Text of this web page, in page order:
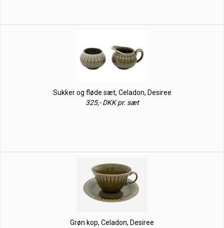
Sukker og fløde sæt, Celadon, Desiree
325,- DKK pr. sæt
Grøn kop, Celadon, Desiree